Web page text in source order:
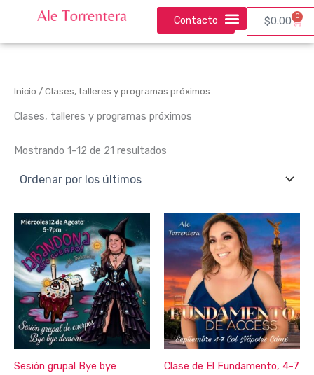
contenido
Contacto $0.00 0
Inicio / Clases, talleres y programas próximos
Clases, talleres y programas próximos
Mostrando 1–12 de 21 resultados
Ordenado
por
los
últimos
Sesión grupal Bye bye
Clase de El Fundamento, 4-7